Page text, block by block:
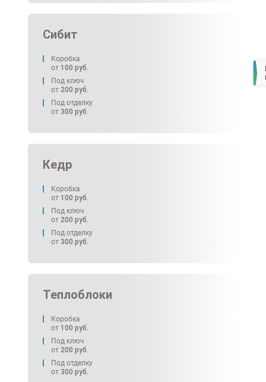
Сибит
Коробка
от 100 руб.
Под ключ
от 200 руб.
Под отделку
от 300 руб.
Кедр
Коробка
от 100 руб.
Под ключ
от 200 руб.
Под отделку
от 300 руб.
Теплоблоки
Коробка
от 100 руб.
Под ключ
от 200 руб.
Под отделку
от 300 руб.